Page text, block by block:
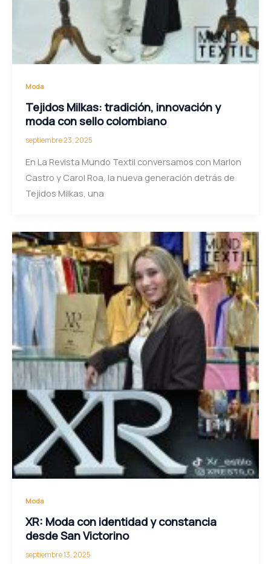
Moda
Tejidos Milkas: tradición, innovación y
moda con sello colombiano
septiembre 23, 2025
En La Revista Mundo Textil conversamos con Marlon
Castro y Carol Roa, la nueva generación detrás de
Tejidos Milkas, una
Moda
XR: Moda con identidad y constancia
desde San Victorino
septiembre 13, 2025